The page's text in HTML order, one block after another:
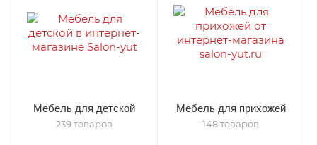
Мебель для детской
239 товаров
Мебель для прихожей
148 товаров